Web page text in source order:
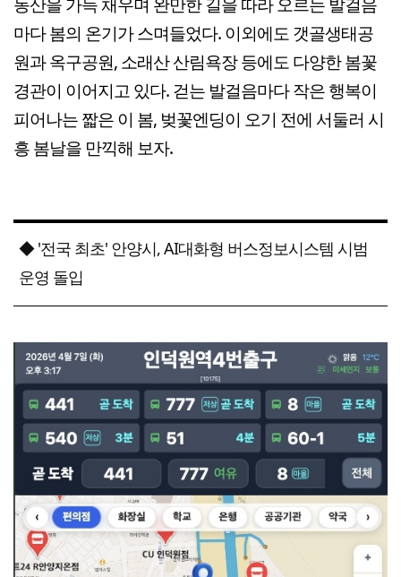
마다 봄의 온기가 스며들었다. 이외에도 갯골생태공
원과 옥구공원, 소래산 산림욕장 등에도 다양한 봄꽃
경관이 이어지고 있다. 걷는 발걸음마다 작은 행복이
피어나는 짧은 이 봄, 벚꽃엔딩이 오기 전에 서둘러 시
흥 봄날을 만끽해 보자.
◆ '전국 최초' 안양시, AI대화형 버스정보시스템 시범
운영 돌입